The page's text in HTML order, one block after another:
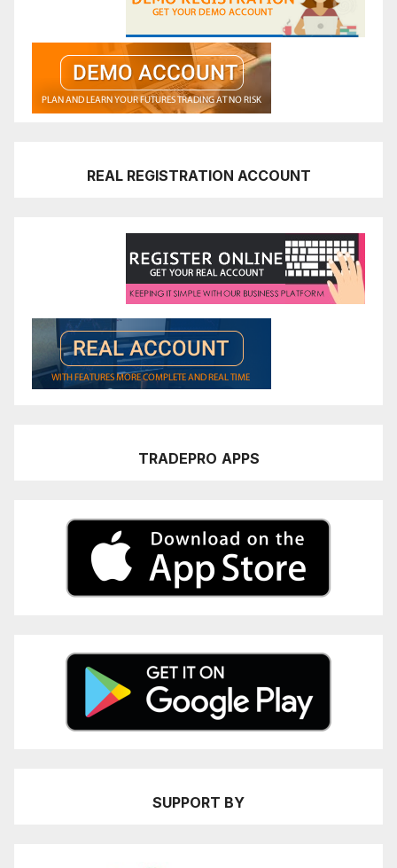
REAL REGISTRATION ACCOUNT
TRADEPRO APPS
SUPPORT BY